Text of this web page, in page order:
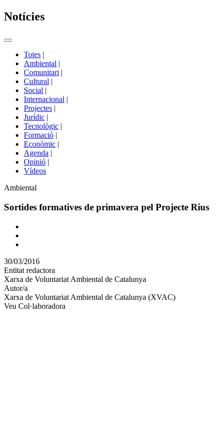
Notícies
Commutador
portals
Totes |
Ambiental |
Comunitari |
Cultural |
Social |
Internacional |
Projectes |
Jurídic |
Tecnològic |
Formació |
Econòmic |
Agenda |
Opinió |
Vídeos
Àmbit
la
Ambiental
Sortides formatives de primavera pel Projecte Rius
Comparteix
altres
xarxes
socials
30/03/2016
Entitat redactora
Xarxa de Voluntariat Ambiental de Catalunya
Autor/a
Xarxa de Voluntariat Ambiental de Catalunya (XVAC)
Veu Col·laboradora